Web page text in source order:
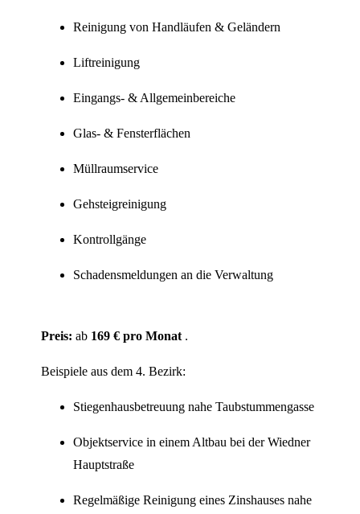
Reinigung von Handläufen & Geländern
Liftreinigung
Eingangs- & Allgemeinbereiche
Glas- & Fensterflächen
Müllraumservice
Gehsteigreinigung
Kontrollgänge
Schadensmeldungen an die Verwaltung
Preis: ab 169 € pro Monat .
Beispiele aus dem 4. Bezirk:
Stiegenhausbetreuung nahe Taubstummengasse
Objektservice in einem Altbau bei der Wiedner
Hauptstraße
Regelmäßige Reinigung eines Zinshauses nahe